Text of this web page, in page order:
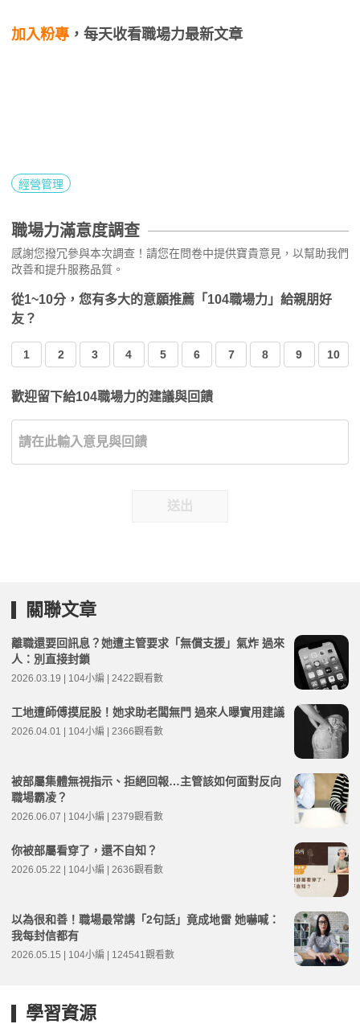
加入粉專 ，每天收看職場力最新文章
經營管理
職場力滿意度調查
感謝您撥冗參與本次調查！請您在問卷中提供寶貴意見，以幫助我們
改善和提升服務品質。
從1~10分，您有多大的意願推薦「104職場力」給親朋好
友？
1 2 3 4 5 6 7 8 9 10
歡迎留下給104職場力的建議與回饋
送出
關聯文章
離職還要回訊息？她遭主管要求「無償支援」氣炸 過來
人：別直接封鎖
2026.03.19 | 104小編 | 2422觀看數
工地遭師傅摸屁股！她求助老闆無門 過來人曝實用建議
2026.04.01 | 104小編 | 2366觀看數
被部屬集體無視指示、拒絕回報…主管該如何面對反向
職場霸凌？
2026.06.07 | 104小編 | 2379觀看數
你被部屬看穿了，還不自知？
2026.05.22 | 104小編 | 2636觀看數
以為很和善！職場最常講「2句話」竟成地雷 她嚇喊：
我每封信都有
2026.05.15 | 104小編 | 124541觀看數
學習資源